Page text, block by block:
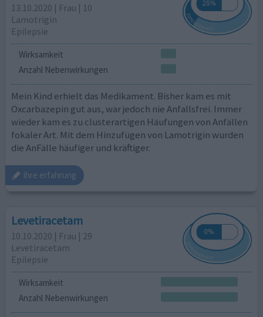
13.10.2020 | Frau | 10
Lamotrigin
Epilepsie
Wirksamkeit
Anzahl Nebenwirkungen
Mein Kind erhielt das Medikament. Bisher kam es mit
Oxcarbazepin gut aus, war jedoch nie Anfallsfrei. Immer
wieder kam es zu clusterartigen Häufungen von Anfällen
fokaler Art. Mit dem Hinzufügen von Lamotrigin wurden
die AnFälle häufiger und kräftiger.
ihre erfahrung
Levetiracetam
10.10.2020 | Frau | 29
Levetiracetam
Epilepsie
Wirksamkeit
Anzahl Nebenwirkungen